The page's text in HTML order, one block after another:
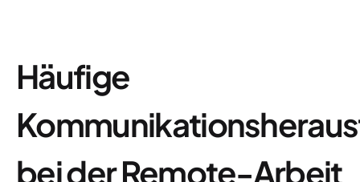
Häufige
bei der Remote-Arbeit